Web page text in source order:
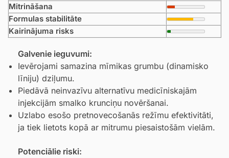
Mitrināšana
Formulas stabilitāte
Kairinājuma risks
Galvenie ieguvumi:
Ievērojami samazina mīmikas grumbu (dinamisko
līniju) dziļumu.
Piedāvā neinvazīvu alternatīvu medicīniskajām
injekcijām smalko krunciņu novēršanai.
Uzlabo esošo pretnovecošanās režīmu efektivitāti,
ja tiek lietots kopā ar mitrumu piesaistošām vielām.
Potenciālie riski: